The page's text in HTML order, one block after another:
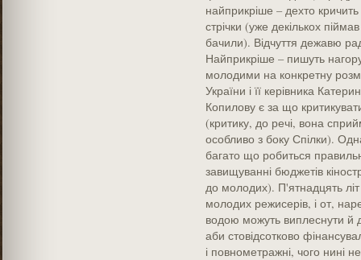
найприкріше – дехто
стрічки (уже декількох
бачили). Відчуття дежавю
Найприкріше – пишуть
молодими на конкретну
України і її керівника
Копилову є за що
(критику, до речі, вона
особливо з боку Спілки).
багато що робиться
завищуванні бюджетів
до молодих). П'ятнадцять
молодих режисерів, і от,
водою можуть виплеснути й
аби стовідсотково
і повнометражні, чого нині